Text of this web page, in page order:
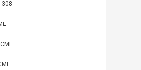
308